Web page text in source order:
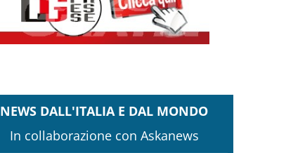
NEWS DALL'ITALIA E DAL MONDO
In collaborazione con Askanews